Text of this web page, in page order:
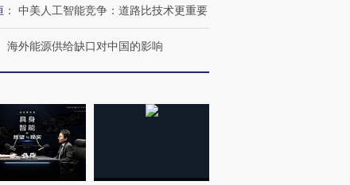
走私7万
内含3种
视线｜被称为“蟑螂”的印
度Z世代 用街头抗争将教
育部长拱下台
： 中美人工智能竞争：道路比技术更重要
海外能源供给缺口对中国的影响